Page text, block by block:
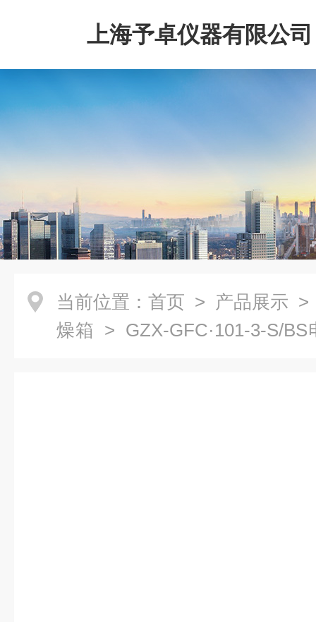
上海予卓仪器有限公司
当前位置： 首页 > 产品展示
燥箱 > GZX-GFC·101-3-S/